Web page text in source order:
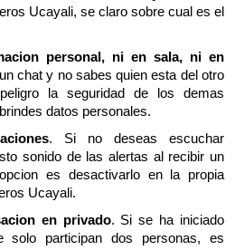
Ucayali, se claro sobre cual es el
personal, ni en sala, ni en
chat y no sabes quien esta del otro
la seguridad de los demas
datos personales.
. Si no deseas escuchar
sonido de las alertas al recibir un
es desactivarlo en la propia
Ucayali.
en privado. Si se ha iniciado
solo participan dos personas, es